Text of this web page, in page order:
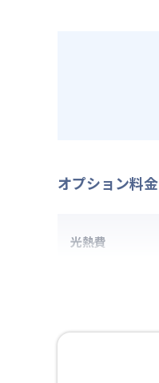
オプション料金
光熱費